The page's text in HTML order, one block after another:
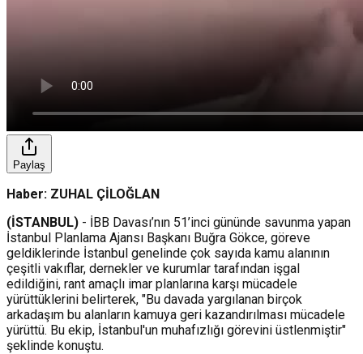
Paylaş
Haber: ZUHAL ÇİLOĞLAN
(İSTANBUL) - İBB Davası’nın 51’inci gününde savunma yapan
İstanbul Planlama Ajansı Başkanı Buğra Gökce, göreve
geldiklerinde İstanbul genelinde çok sayıda kamu alanının
çeşitli vakıflar, dernekler ve kurumlar tarafından işgal
edildiğini, rant amaçlı imar planlarına karşı mücadele
yürüttüklerini belirterek, "Bu davada yargılanan birçok
arkadaşım bu alanların kamuya geri kazandırılması mücadele
yürüttü. Bu ekip, İstanbul'un muhafızlığı görevini üstlenmiştir"
şeklinde konuştu.